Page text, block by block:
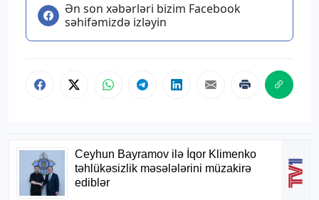
Ən son xəbərləri bizim Facebook
səhifəmizdə izləyin